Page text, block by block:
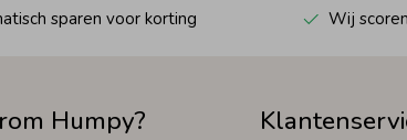
sparen voor korting Wij
Humpy?